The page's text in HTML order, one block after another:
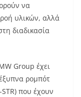
να
υλικών, αλλά
διαδικασία
Group έχει
ρομπότ
που έχουν